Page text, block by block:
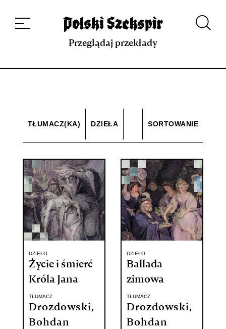
projekcie
Kontakt Indeks strony Aplikacja
Repozytorium XIX w.
Przeglądaj przekłady
TŁUMACZ(KA) DZIEŁA SORTOWANIE
DZIEŁO
Życie i śmierć
Króla Jana
TŁUMACZ
Drozdowski,
Bohdan
DZIEŁO
Ballada
zimowa
TŁUMACZ
Drozdowski,
Bohdan